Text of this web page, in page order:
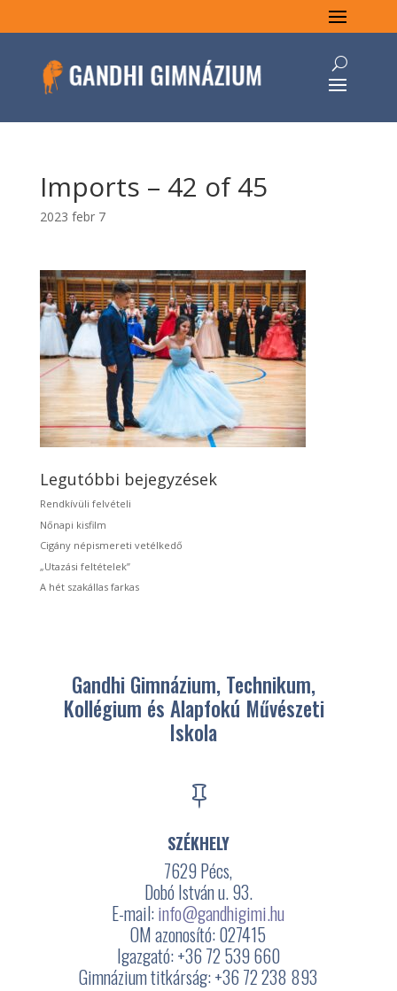
Imports – 42 of 45
2023 febr 7
Legutóbbi bejegyzések
Rendkívüli felvételi
Nőnapi kisfilm
Cigány népismereti vetélkedő
„Utazási feltételek”
A hét szakállas farkas
Gandhi Gimnázium, Technikum,
Kollégium és Alapfokú Művészeti
Iskola

SZÉKHELY
7629 Pécs,
Dobó István u. 93.
E-mail:info@gandhigimi.hu
OM azonosító: 027415
Igazgató: +36 72 539 660
Gimnázium titkárság: +36 72 238 893